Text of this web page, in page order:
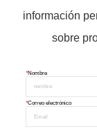
información
sobre
*Nombre
*Correo electrónico